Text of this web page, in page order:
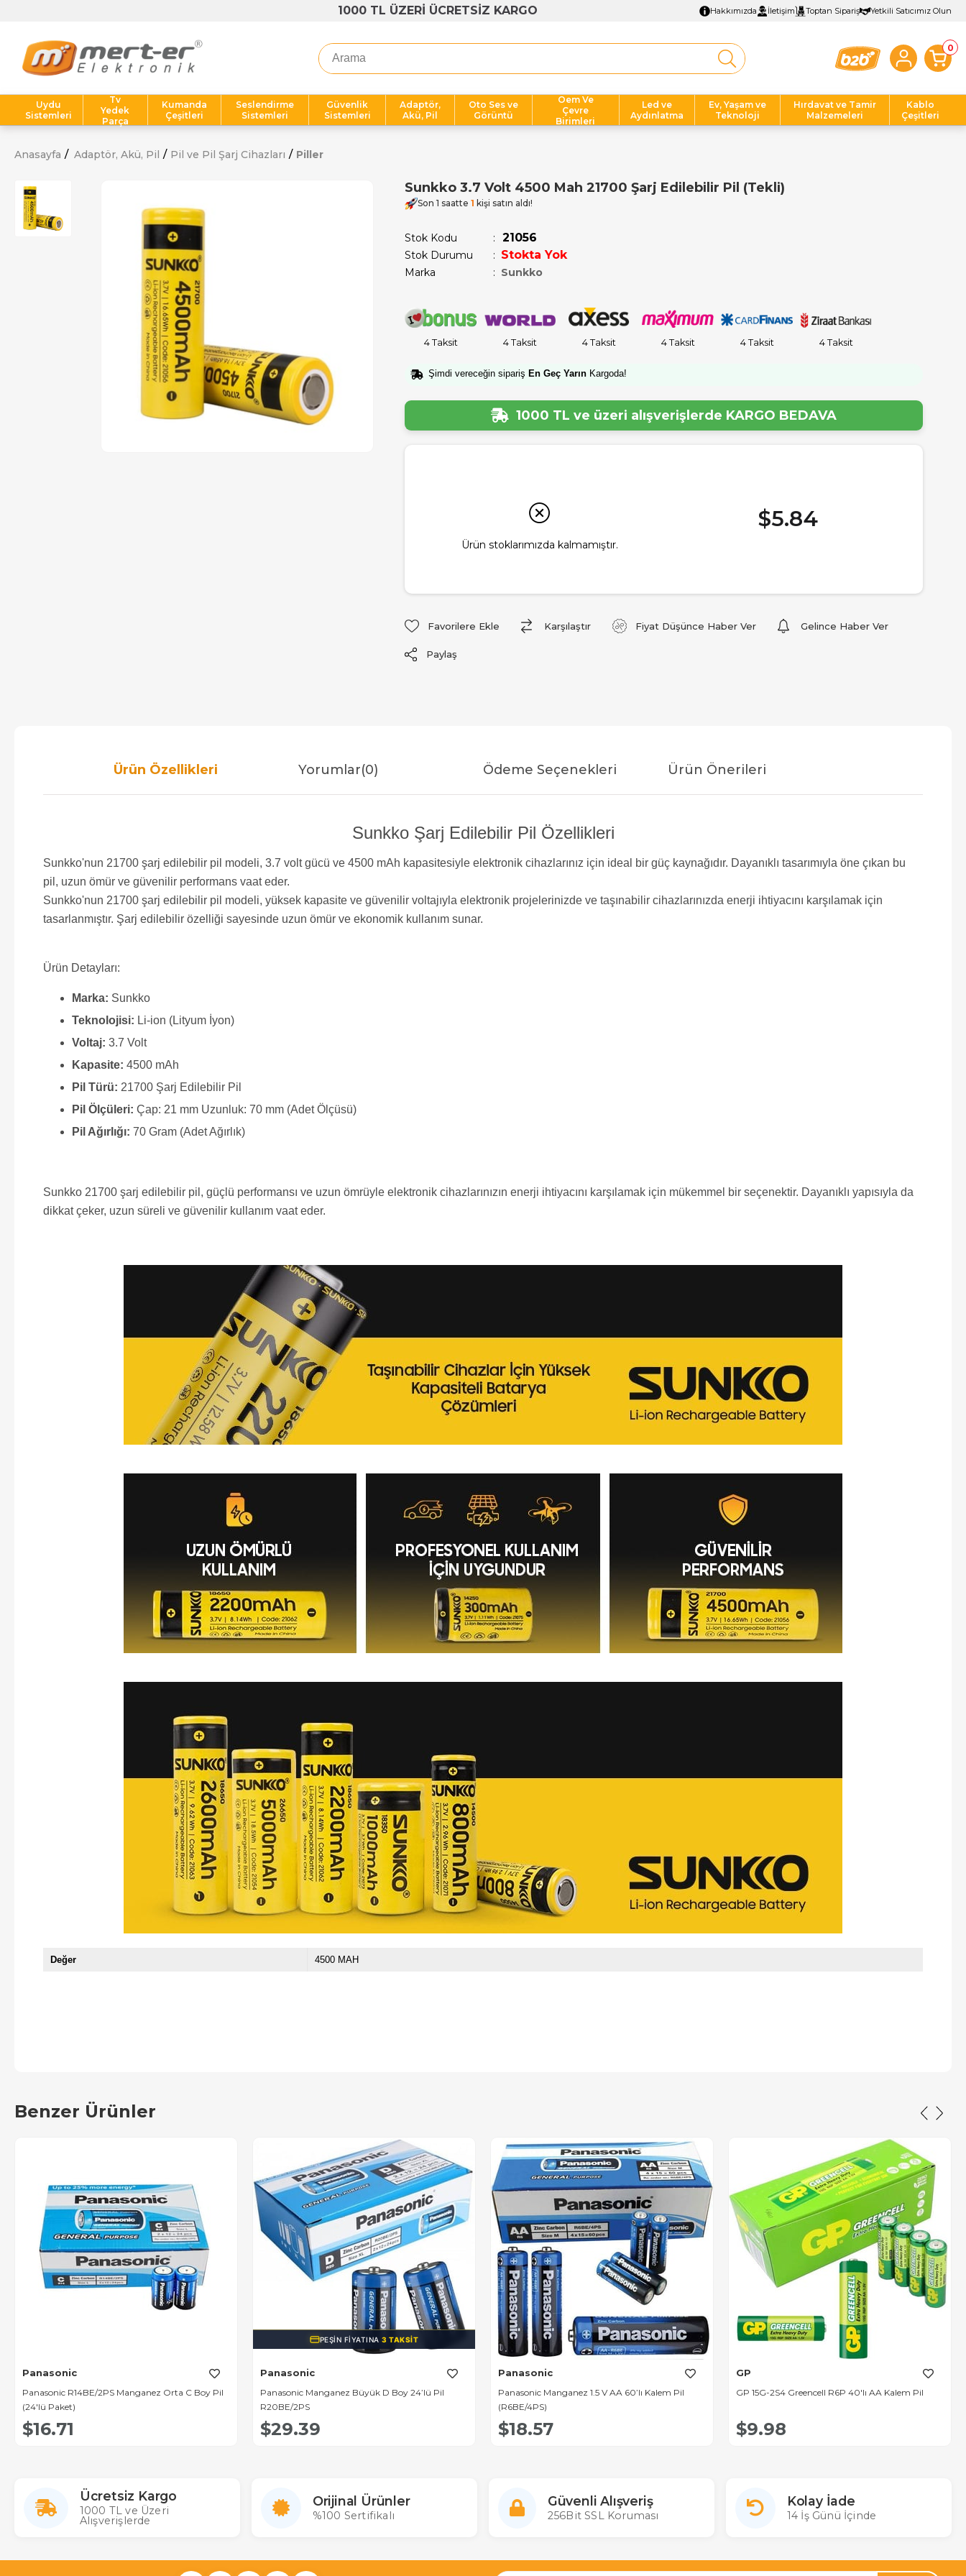
1000 TL ÜZERİ ÜCRETSİZ KARGO Hakkımızda İletişim Toptan Sipariş Yetkili Satıcımız Olun
0
Uydu
Sistemleri
Tv
Yedek
Parça
Kumanda
Çeşitleri
Seslendirme
Sistemleri
Güvenlik
Sistemleri
Adaptör,
Akü, Pil
Oto Ses ve
Görüntü
Oem Ve
Çevre
Birimleri
Led ve
Aydınlatma
Ev, Yaşam ve
Teknoloji
Hırdavat ve Tamir
Malzemeleri
Kablo
Çeşitleri
Anasayfa Adaptör, Akü, Pil Pil ve Pil Şarj Cihazları Piller
Sunkko 3.7 Volt 4500 Mah 21700 Şarj Edilebilir Pil (Tekli)
Son 1 saatte 1 kişi satın aldı!
Stok Kodu 21056
Stok Durumu : Stokta Yok
Marka : Sunkko
4 Taksit 4 Taksit 4 Taksit 4 Taksit 4 Taksit 4 Taksit
Şimdi vereceğin sipariş En Geç Yarın Kargoda!
1000 TL ve üzeri alışverişlerde KARGO BEDAVA
Ürün stoklarımızda kalmamıştır.
$5.84
Favorilere Ekle Karşılaştır Fiyat Düşünce Haber Ver Gelince Haber Ver
Paylaş
Ürün Özellikleri Yorumlar(0) Ödeme Seçenekleri Ürün Önerileri
Sunkko Şarj Edilebilir Pil Özellikleri
Sunkko'nun 21700 şarj edilebilir pil modeli, 3.7 volt gücü ve 4500 mAh kapasitesiyle elektronik cihazlarınız için ideal bir güç kaynağıdır. Dayanıklı tasarımıyla öne çıkan bu
pil, uzun ömür ve güvenilir performans vaat eder.
Sunkko'nun 21700 şarj edilebilir pil modeli, yüksek kapasite ve güvenilir voltajıyla elektronik projelerinizde ve taşınabilir cihazlarınızda enerji ihtiyacını karşılamak için
tasarlanmıştır. Şarj edilebilir özelliği sayesinde uzun ömür ve ekonomik kullanım sunar.
Ürün Detayları:
Marka: Sunkko
Teknolojisi: Li-ion (Lityum İyon)
Voltaj: 3.7 Volt
Kapasite: 4500 mAh
Pil Türü: 21700 Şarj Edilebilir Pil
Pil Ölçüleri: Çap: 21 mm Uzunluk: 70 mm (Adet Ölçüsü)
Pil Ağırlığı: 70 Gram (Adet Ağırlık)
Sunkko 21700 şarj edilebilir pil, güçlü performansı ve uzun ömrüyle elektronik cihazlarınızın enerji ihtiyacını karşılamak için mükemmel bir seçenektir. Dayanıklı yapısıyla da
dikkat çeker, uzun süreli ve güvenilir kullanım vaat eder.
Değer 4500 MAH
Benzer Ürünler
Panasonic
Panasonic R14BE/2PS Manganez Orta C Boy Pil
(24'lü Paket)
$16.71
PEŞIN FIYATINA3 TAKSIT
Panasonic
Panasonic Manganez Büyük D Boy 24’lü Pil
R20BE/2PS
$29.39
Panasonic
Panasonic Manganez 1.5 V AA 60’lı Kalem Pil
(R6BE/4PS)
$18.57
GP
GP 15G-2S4 Greencell R6P 40'lı AA Kalem Pil
$9.98
Ücretsiz Kargo
1000 TL ve Üzeri
Alışverişlerde
Orijinal Ürünler
%100 Sertifikalı
Güvenli Alışveriş
256Bit SSL Koruması
Kolay İade
14 İş Günü İçinde